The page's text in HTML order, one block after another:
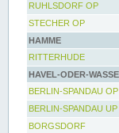
RUHLSDORF OP
STECHER OP
HAMME
RITTERHUDE
HAVEL-ODER-
BERLIN-SPANDAU OP
BERLIN-SPANDAU UP
BORGSDORF